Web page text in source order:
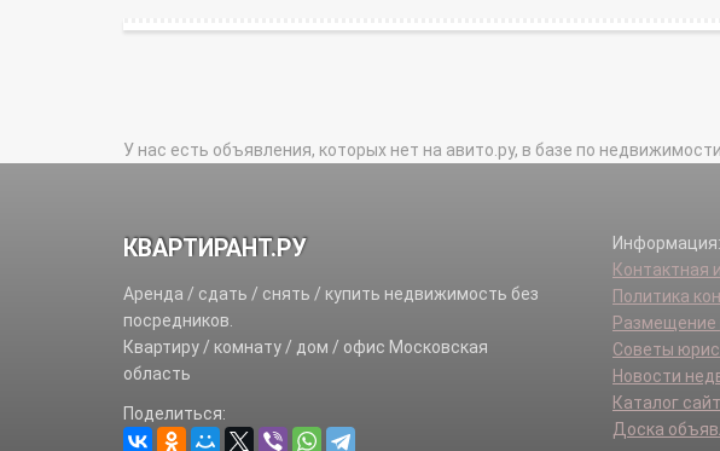
У нас есть объявления, которых нет на авито.ру, в базе по
КВАРТИРАНТ.РУ
Аренда / сдать / снять / купить недвижимость без
посредников.
Квартиру / комнату / дом / офис Московская
область
Поделиться:
Информация:
Контактная
Политика
Размещение
Советы
Новости
Каталог
Доска